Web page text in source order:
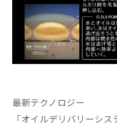
最新テクノロジー
「オイルデリバリーシス